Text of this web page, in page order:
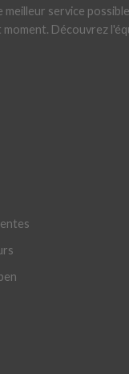
service
moment. Découvrez